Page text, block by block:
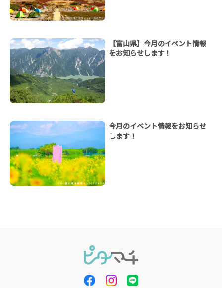
【富山県】今月のイベント情報
をお知らせします！
今月のイベント情報をお知らせ
します！